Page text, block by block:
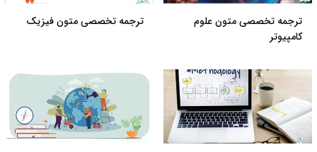
ترجمه تخصصی متون علوم
کامپیوتر
ترجمه تخصصی متون فیزیک